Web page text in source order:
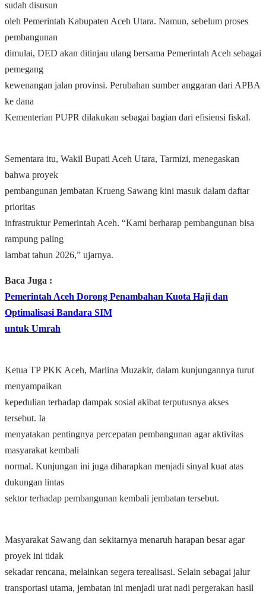
sudah disusun
oleh Pemerintah Kabupaten Aceh Utara. Namun, sebelum proses
pembangunan
dimulai, DED akan ditinjau ulang bersama Pemerintah Aceh sebagai
pemegang
kewenangan jalan provinsi. Perubahan sumber anggaran dari APBA
ke dana
Kementerian PUPR dilakukan sebagai bagian dari efisiensi fiskal.
Sementara itu, Wakil Bupati Aceh Utara, Tarmizi, menegaskan
bahwa proyek
pembangunan jembatan Krueng Sawang kini masuk dalam daftar
prioritas
infrastruktur Pemerintah Aceh. “Kami berharap pembangunan bisa
rampung paling
lambat tahun 2026,” ujarnya.
Baca Juga :
Pemerintah Aceh Dorong Penambahan Kuota Haji dan
Optimalisasi Bandara SIM
untuk Umrah
Ketua TP PKK Aceh, Marlina Muzakir, dalam kunjungannya turut
menyampaikan
kepedulian terhadap dampak sosial akibat terputusnya akses
tersebut. Ia
menyatakan pentingnya percepatan pembangunan agar aktivitas
masyarakat kembali
normal. Kunjungan ini juga diharapkan menjadi sinyal kuat atas
dukungan lintas
sektor terhadap pembangunan kembali jembatan tersebut.
Masyarakat Sawang dan sekitarnya menaruh harapan besar agar
proyek ini tidak
sekadar rencana, melainkan segera terealisasi. Selain sebagai jalur
transportasi utama, jembatan ini menjadi urat nadi pergerakan hasil